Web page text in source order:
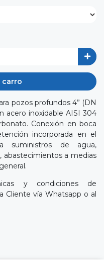
carro
pozos profundos 4” (DN
acero inoxidable AISI 304
Conexión en boca
incorporada en el
suministros de agua,
abastecimientos a medias
y condiciones de
Cliente vía Whatsapp o al